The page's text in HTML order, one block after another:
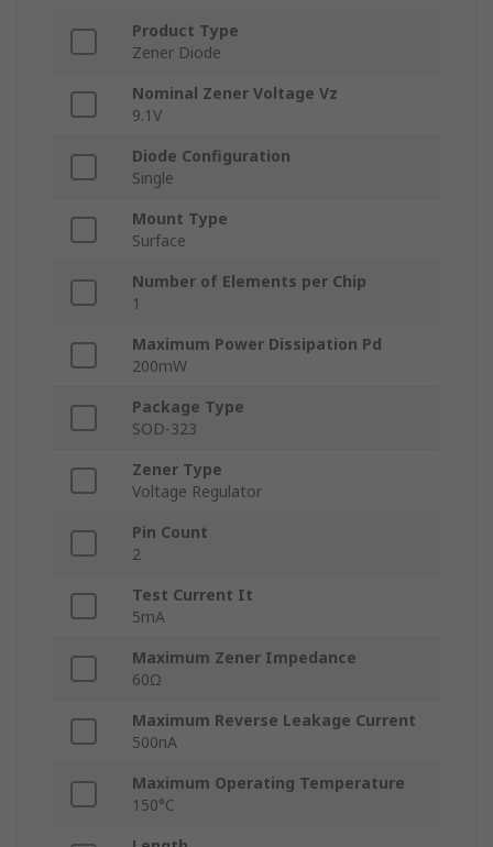
Product Type
Zener Diode
Nominal Zener Voltage Vz
9.1V
Diode Configuration
Single
Mount Type
Surface
Number of Elements per Chip
1
Maximum Power Dissipation Pd
200mW
Package Type
SOD-323
Zener Type
Voltage Regulator
Pin Count
2
Test Current It
5mA
Maximum Zener Impedance
60Ω
Maximum Reverse Leakage Current
500nA
Maximum Operating Temperature
150°C